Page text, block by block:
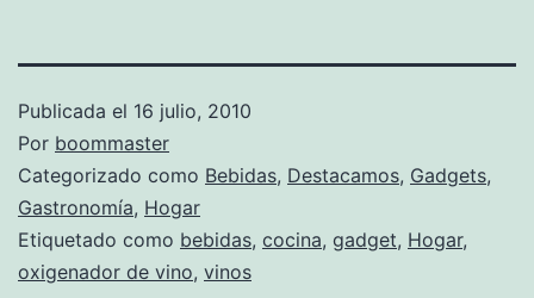
Publicada el 16 julio, 2010
Por boommaster
Categorizado como Bebidas, Destacamos, Gadgets,
Gastronomía, Hogar
Etiquetado como bebidas, cocina, gadget, Hogar,
oxigenador de vino, vinos